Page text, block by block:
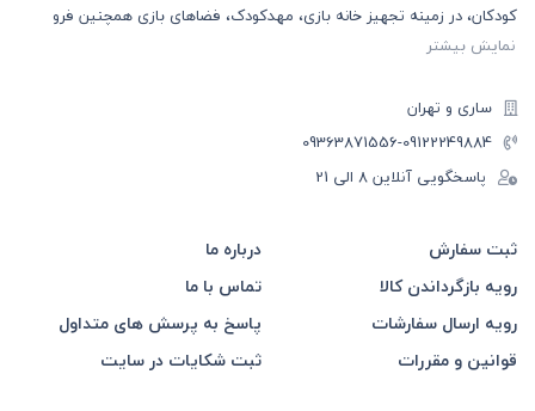
کودکان، در زمینه تجهیز خانه بازی، مهدکودک، فضاهای بازی همچنین فرو
نمایش بیشتر
ساری و تهران
09122249884
-09363871556
پاسخگویی آنلاین 8 الی 21
ثبت سفارش
درباره ما
رویه بازگرداندن کالا
تماس با ما
رویه ارسال سفارشات
پاسخ به پرسش های متداول
قوانین و مقررات
ثبت شکایات در سایت